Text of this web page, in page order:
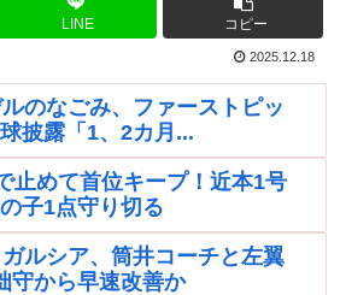
LINE コピー
2025.12.18
ルのなごみ、ファーストピッ
披露「1、2カ月...
止めて首位キープ！近本1号
子1点守り切る
ガルシア、筒井コーチと左翼
守から早速改善か